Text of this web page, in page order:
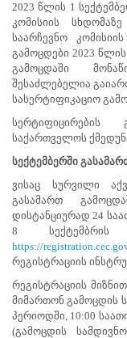
ანგარიშები
მემორანდუმი
მიღწევები
ხარისხის
პოლიტიკა
სიახლეები
საჯარო
ინფორმაცია
სასწავლო
პროექტები
2023 წლის 1
კომისიის
საარჩევნო
გამოცდები 2023
გამოცდაში
შესაძლებელია
სასერტიფიკაციო
სერტიფიცირების
საქართველოს
სექტემბერში
ვისაც სურვილი
გასამართ
დისტანციურად 24
8 სექტემბრის
https://
რეგისტრაციის
რეგისტრაციის
მიმართონ გამოცდის
პერიოდში, 10:00
(გამოცდის